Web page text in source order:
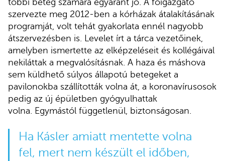
szervezte meg 2012-ben a kórházak átalakításának
programját, volt tehát gyakorlata ennél nagyobb
átszervezésben is. Levelet írt a tárca vezetőinek,
amelyben ismertette az elképzeléseit és kollégáival
nekiláttak a megvalósításnak. A haza és máshova
sem küldhető súlyos állapotú betegeket a
pavilonokba szállították volna át, a koronavírusosok
pedig az új épületben gyógyulhattak
volna. Egymástól függetlenül, biztonságosan.
Ha Kásler amiatt mentette volna
fel, mert nem készült el időben,